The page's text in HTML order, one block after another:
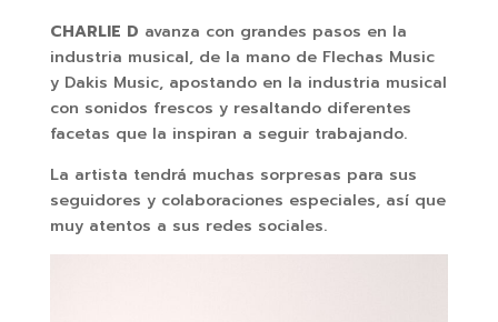
CHARLIE D avanza con grandes pasos en la
industria musical, de la mano de Flechas Music
y Dakis Music, apostando en la industria musical
con sonidos frescos y resaltando diferentes
facetas que la inspiran a seguir trabajando.
La artista tendrá muchas sorpresas para sus
seguidores y colaboraciones especiales, así que
muy atentos a sus redes sociales.